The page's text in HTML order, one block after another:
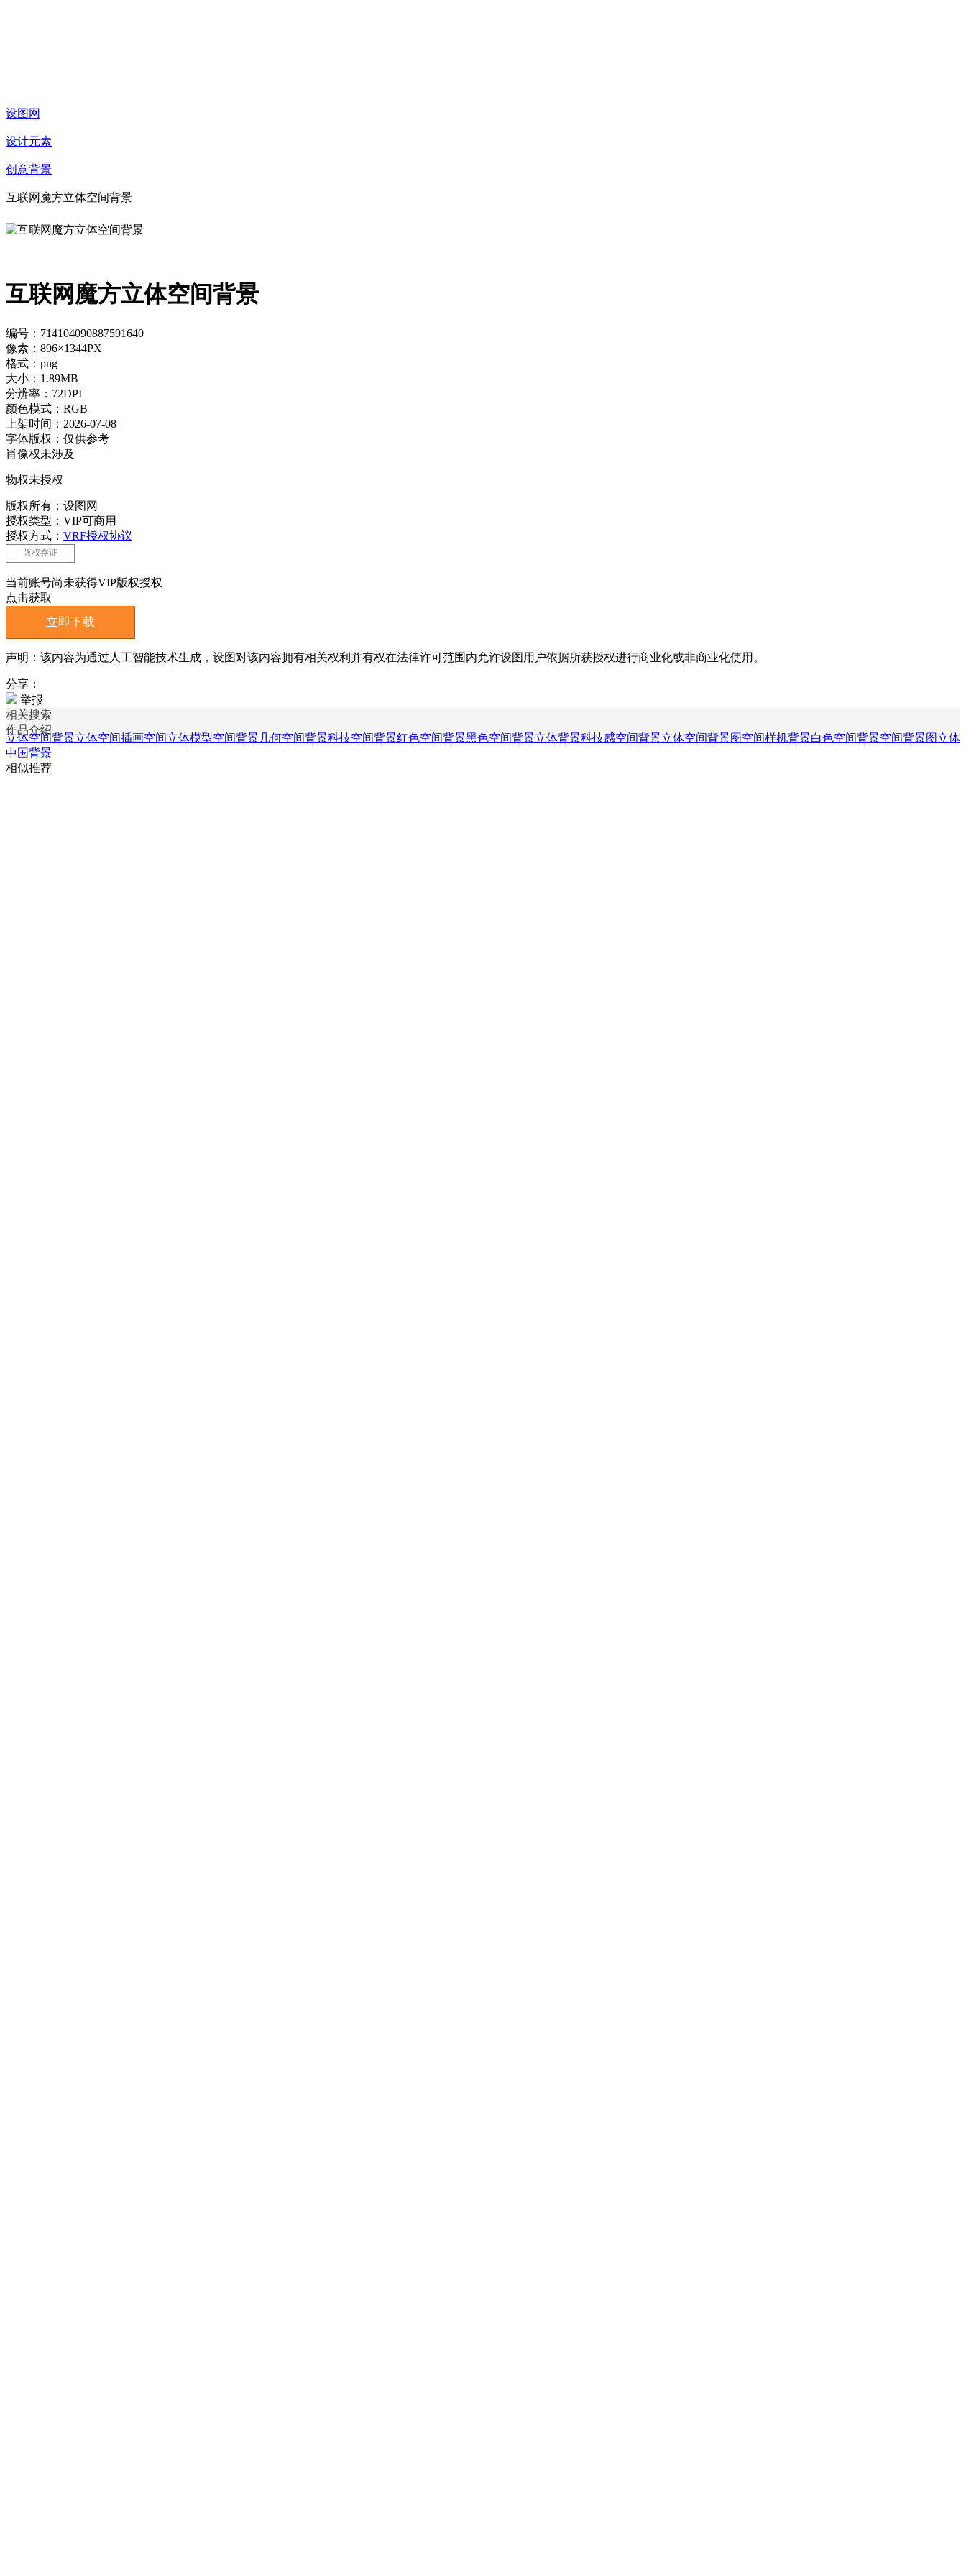
设图网
设计元素
创意背景
互联网魔方立体空间背景
互联网魔方立体空间背景
编号：714104090887591640
像素：896×1344PX
格式：png
大小：1.89MB
分辨率：72DPI
颜色模式：RGB
上架时间：2026-07-08
字体版权：仅供参考
肖像权未涉及
物权未授权
版权所有：设图网
授权类型：VIP可商用
授权方式： VRF授权协议
版权存证
当前账号尚未获得VIP版权授权
点击获取
立即下载
声明：该内容为通过人工智能技术生成，设图对该内容拥有相关权利并有权在法律许可范围内允许设图用户依据所获授权进行商业化或非商业化使用。
分享：
举报
相关搜索
作品介绍
立体空间背景立体空间插画空间立体模型空间背景几何空间背景科技空间背景红色空间背景黑色空间背景立体背景科技感空间背景立体空间背景图空间样机背景白色空间背景空间背景图立体
中国背景
相似推荐